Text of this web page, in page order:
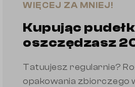
WIĘCEJ ZA MNIEJ!
Kupując
oszczędzasz
Tatuujesz regularnie?
opakowania zbiorczego